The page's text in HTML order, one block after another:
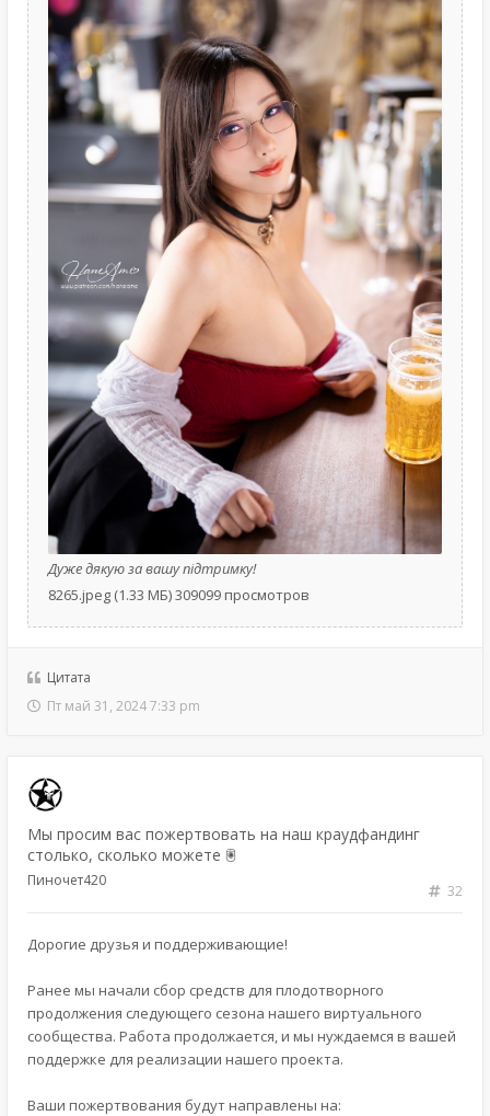
Дуже дякую за вашу підтримку!
8265.jpeg (1.33 МБ) 309099 просмотров
Цитата
Пт май 31, 2024 7:33 pm
Мы просим вас пожертвовать на наш краудфандинг
столько, сколько можете 🖲️
32
Пиночет420
Дорогие друзья и поддерживающие!
Ранее мы начали сбор средств для плодотворного
продолжения следующего сезона нашего виртуального
сообщества. Работа продолжается, и мы нуждаемся в вашей
поддержке для реализации нашего проекта.
Ваши пожертвования будут направлены на: